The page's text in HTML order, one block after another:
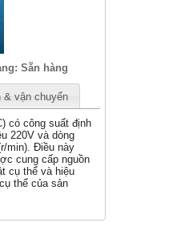
Sẵn hàng
& vận chuyển
có công suất định
220V và dòng
min). Điều này
cung cấp nguồn
cụ thể và hiệu
thể của sản